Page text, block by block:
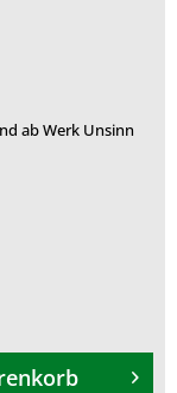
ab Werk Unsinn